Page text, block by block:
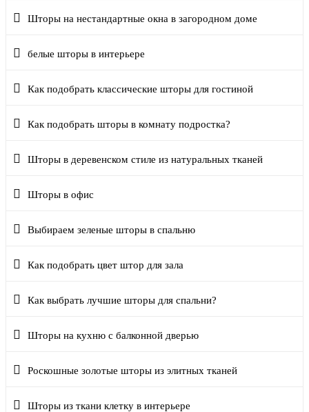
Шторы на нестандартные окна в загородном доме
белые шторы в интерьере
Как подобрать классические шторы для гостиной
Как подобрать шторы в комнату подростка?
Шторы в деревенском стиле из натуральных тканей
Шторы в офис
Выбираем зеленые шторы в спальню
Как подобрать цвет штор для зала
Как выбрать лучшие шторы для спальни?
Шторы на кухню с балконной дверью
Роскошные золотые шторы из элитных тканей
Шторы из ткани клетку в интерьере